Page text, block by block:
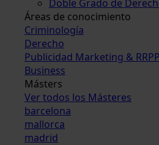
Doble Grado de
Áreas de conocimiento
Criminología
Derecho
Publicidad Marketing & RRPP
Business
Másters
Ver todos los Másteres
barcelona
mallorca
madrid